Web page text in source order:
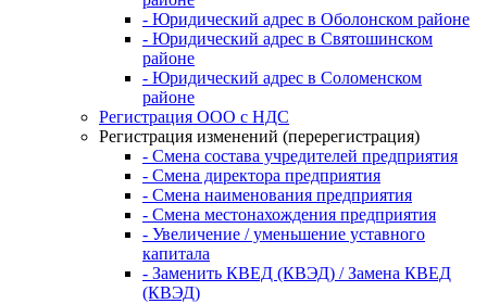
- Юридический адрес в Оболонском районе
- Юридический адрес в Святошинском
районе
- Юридический адрес в Соломенском
районе
Регистрация ООО с НДС
Регистрация изменений (перерегистрация)
- Смена состава учредителей предприятия
- Смена директора предприятия
- Смена наименования предприятия
- Смена местонахождения предприятия
- Увеличение / уменьшение уставного
капитала
- Заменить КВЕД (КВЭД) / Замена КВЕД
(КВЭД)